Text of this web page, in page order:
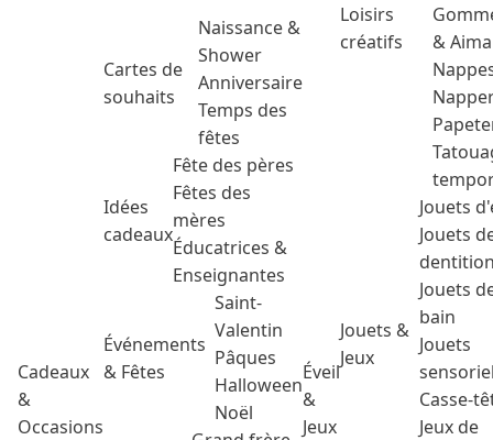
Cadeaux
&
Occasions
Cartes de
souhaits
Naissance &
Shower
Anniversaire
Temps des
fêtes
Idées
cadeaux
Fête des pères
Fêtes des
mères
Éducatrices &
Enseignantes
Événements
& Fêtes
Saint-
Valentin
Pâques
Halloween
Noël
Éveil
&
Jeux
Loisirs
créatifs
&
Jouets &
Jeux
Jouets
Jouets
Jouets
bain
Jouets
Casse-
Jeux de